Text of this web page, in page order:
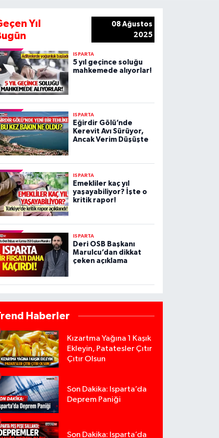
Yıl
08 Ağustos
2025
ISPARTA
5 yıl geçince soluğu
mahkemede alıyorlar!
ISPARTA
Eğirdir Gölü’nde
Kerevit Avı Sürüyor,
Ancak Verim Düşüşte
ISPARTA
Emekliler kaç yıl
yaşayabiliyor? İşte o
kritik rapor!
ISPARTA
Deri OSB Başkanı
Marulcu’dan dikkat
çeken açıklama
Haberler
Kızartma Yağına 1 Kaşık
Ekleyin, Patatesler Çıtır
Çıtır Olsun
Son Dakika: Isparta’da
Deprem Paniği
Son Dakika: Isparta’da